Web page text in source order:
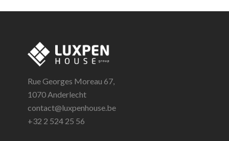
Rue Georges Moreau 67,
1070 Anderlecht
contact@luxpenhouse.be
+32 2 524 25 56